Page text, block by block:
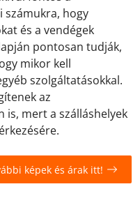
számukra, hogy
és a vendégek
pontosan tudják,
mikor kell
szolgáltatásokkal.
az
is, mert a szálláshelyek
képek és árak itt!